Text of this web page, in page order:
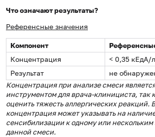
Что означают результаты?
Референсные значения
Компонент
Концентрация
< 0,35 кЕдА/л
Результат
не
Концентрация при анализе смеси
инструментом для врача-клинициста, так
оценить тяжесть аллергических реакций.
концентрация может указывать на
сенсибилизации к одному или нескольким
данной смеси.